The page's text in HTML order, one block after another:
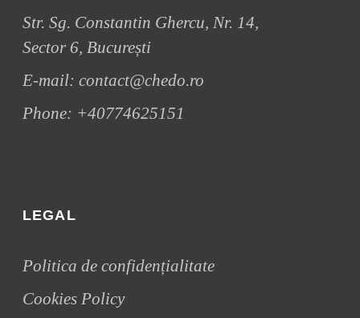
Str. Sg. Constantin Ghercu, Nr. 14,
Sector 6, București
E-mail:contact@chedo.ro
Phone: +40774625151
LEGAL
Politica de confidențialitate
Cookies Policy